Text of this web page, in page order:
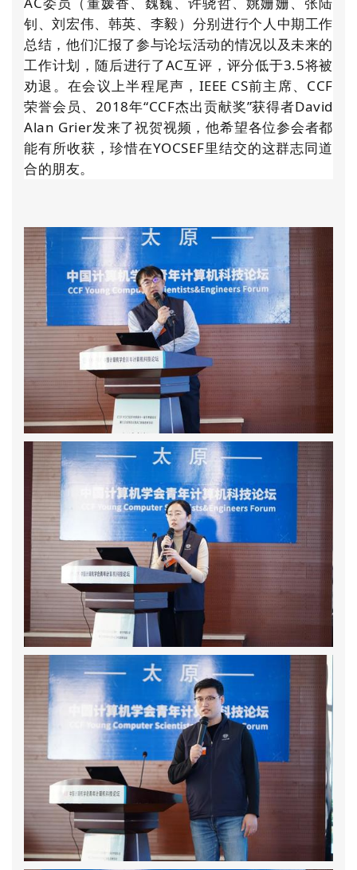
钊、刘宏伟、韩英、李毅）分别进行个人中期工作
总结，他们汇报了参与论坛活动的情况以及未来的
工作计划，随后进行了AC互评，评分低于3.5将被
劝退。在会议上半程尾声，IEEE CS前主席、CCF
荣誉会员、2018年“CCF杰出贡献奖”获得者David
Alan Grier发来了祝贺视频，他希望各位参会者都
能有所收获，珍惜在YOCSEF里结交的这群志同道
合的朋友。